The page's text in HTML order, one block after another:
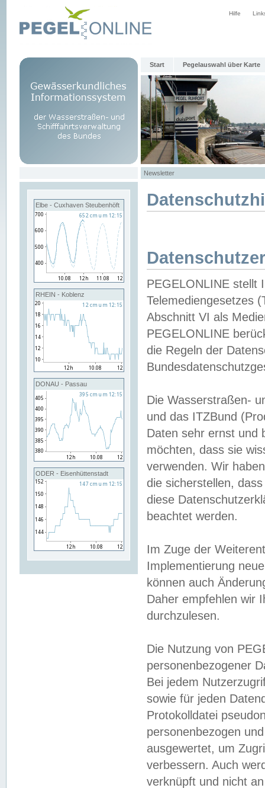
Hilfe
Start Pegelauswahl über Karte
Newsletter
Elbe - Cuxhaven Steubenhöft
RHEIN - Koblenz
DONAU - Passau
ODER - Eisenhüttenstadt
PEGELONLINE stellt
Telemediengesetzes
Abschnitt VI als
PEGELONLINE
die Regeln der
Die Wasserstraßen-
und das ITZBund
Daten sehr ernst und
möchten, dass sie
verwenden. Wir
die sicherstellen,
diese
beachtet werden.
Im Zuge der
Implementierung
können auch
Daher empfehlen wir
durchzulesen.
Die Nutzung von
personenbezogener
Bei jedem
sowie für jeden
Protokolldatei
personenbezogen
ausgewertet, um
verbessern. Auch
verknüpft und nicht